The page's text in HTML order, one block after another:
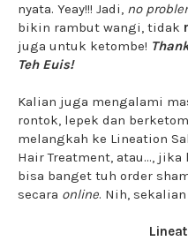
nyata. Yeay!!! Jadi, no
bikin rambut wangi, tidak
juga untuk ketombe!
Teh Euis!
Kalian juga mengalami
rontok, lepek dan
melangkah ke Lineation
Hair Treatment, atau...,
bisa banget tuh order
secara online. Nih,